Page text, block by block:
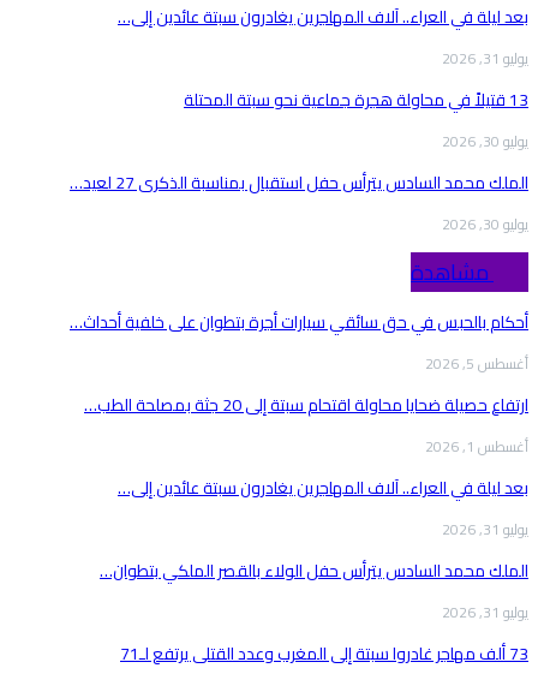
بعد ليلة في العراء.. آلاف المهاجرين يغادرون سبتة عائدين إلى…
يوليو 31, 2026
13 قتيلاً في محاولة هجرة جماعية نحو سبتة المحتلة
يوليو 30, 2026
الملك محمد السادس يترأس حفل استقبال بمناسبة الذكرى 27 لعيد…
يوليو 30, 2026
أحكام بالحبس في حق سائقي سيارات أجرة بتطوان على خلفية أحداث…
أغسطس 5, 2026
ارتفاع حصيلة ضحايا محاولة اقتحام سبتة إلى 20 جثة بمصلحة الطب…
أغسطس 1, 2026
بعد ليلة في العراء.. آلاف المهاجرين يغادرون سبتة عائدين إلى…
يوليو 31, 2026
الملك محمد السادس يترأس حفل الولاء بالقصر الملكي بتطوان…
يوليو 31, 2026
73 ألف مهاجر غادروا سبتة إلى المغرب وعدد القتلى يرتفع لـ71